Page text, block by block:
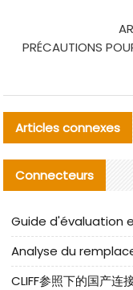
PRÉCAUTIONS
Articles connexes
Connecteurs